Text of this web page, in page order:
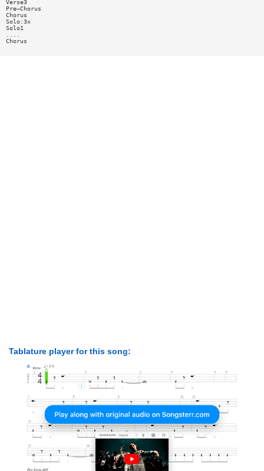
Verse3
Pre—Chorus
Chorus
Solo:3x
Solo1
Chorus
Tablature player for this song: